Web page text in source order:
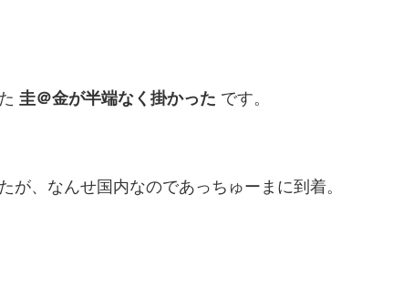
圭＠金が半端なく掛かった です。
、なんせ国内なのであっちゅーまに到着。